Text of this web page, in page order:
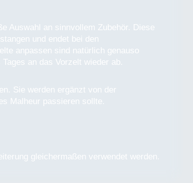
Auswahl an sinnvollem Zubehör. Diese
und endet bei den
anpassen sind natürlich genauso
an das Vorzelt wieder ab.
Sie werden ergänzt von der
Malheur passieren sollte.
gleichermaßen verwendet werden.